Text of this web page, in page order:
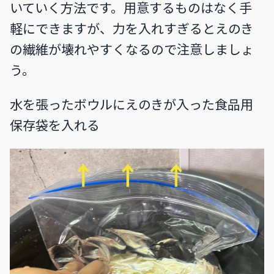
いていく方法です。用意するものはなく手
軽にできますが、力を入れすぎるとえのき
の繊維が壊れやすくなるので注意しましょ
う。
水を張ったボウルにえのきが入った食品用
保存袋を入れる